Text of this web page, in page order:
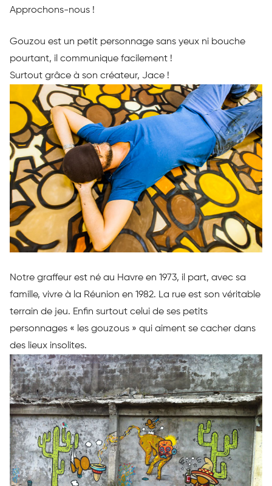
Approchons-nous !
Gouzou est un petit personnage sans yeux ni bouche
pourtant, il communique facilement !
Surtout grâce à son créateur, Jace !
Notre graffeur est né au Havre en 1973, il part, avec sa
famille, vivre à la Réunion en 1982. La rue est son véritable
terrain de jeu. Enfin surtout celui de ses petits
personnages « les gouzous » qui aiment se cacher dans
des lieux insolites.